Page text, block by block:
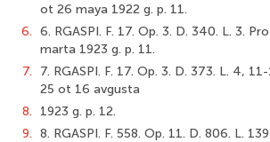
ot 26 maya 1922 g. p. 11.
6. 6. RGASPI. F. 17. Op. 3. D. 340. L. 3.
marta 1923 g. p. 11.
7.
7. RGASPI. F. 17. Op. 3. D. 373. L. 4,
25 ot 16 avgusta
8.
1923 g. p. 12.
9. 8. RGASPI. F. 558. Op. 11. D. 806. L.